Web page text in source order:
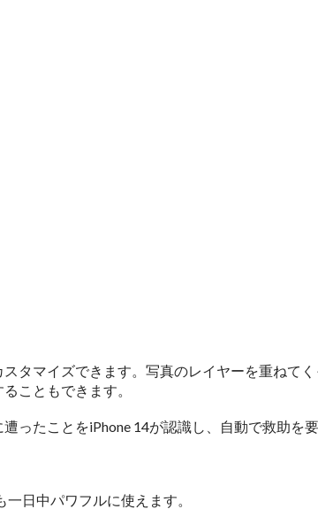
タマイズできます。写真のレイヤーを重ねて
こともできます。
ったことをiPhone 14が認識し、自動で救助を
日中パワフルに使えます。